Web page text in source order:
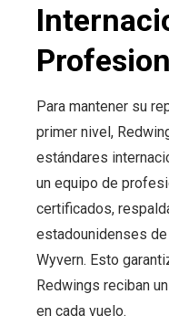
Para mantener su
primer nivel,
estándares
un equipo de
certificados,
estadounidenses
Wyvern. Esto
Redwings reciban
en cada vuelo.